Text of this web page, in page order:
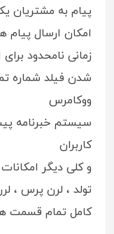
پیام به
امکان ارسال پیام‌
‌زمانی نامحدود
شدن فیلد شماره
ووکامرس
سیستم خبرنامه
کاربران
و کلی دیگر
کامل تمام قسمت